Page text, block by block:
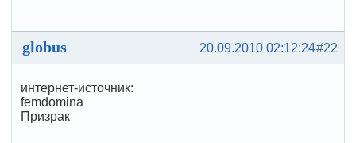
#22
20.09.2010 02:12:24
globus
интернет-источник:
femdomina
Призрак